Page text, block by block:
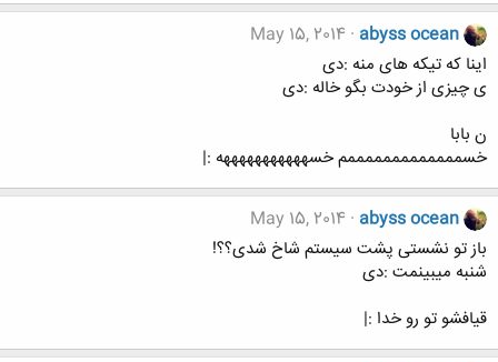
abyss ocean
May 15, 2014
اینا که تیکه های منه :دی
ی چیزی از خودت بگو خاله :دی
ن بابا
خسمممممممممممممم خسهههههههههههه :|
abyss ocean
May 15, 2014
باز تو نشستی پشت سیستم شاخ شدی؟؟!
شنبه میبینمت :دی
قیافشو تو رو خدا :|